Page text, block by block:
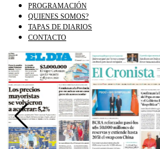
PROGRAMACIÓN
QUIENES SOMOS?
TAPAS DE DIARIOS
CONTACTO